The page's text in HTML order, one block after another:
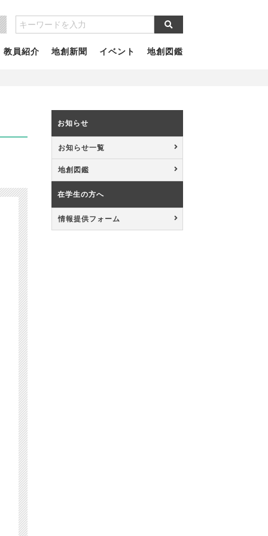
教員紹介 地創新聞 イベント 地創図鑑
お知らせ
お知らせ一覧
地創図鑑
在学生の方へ
情報提供フォーム